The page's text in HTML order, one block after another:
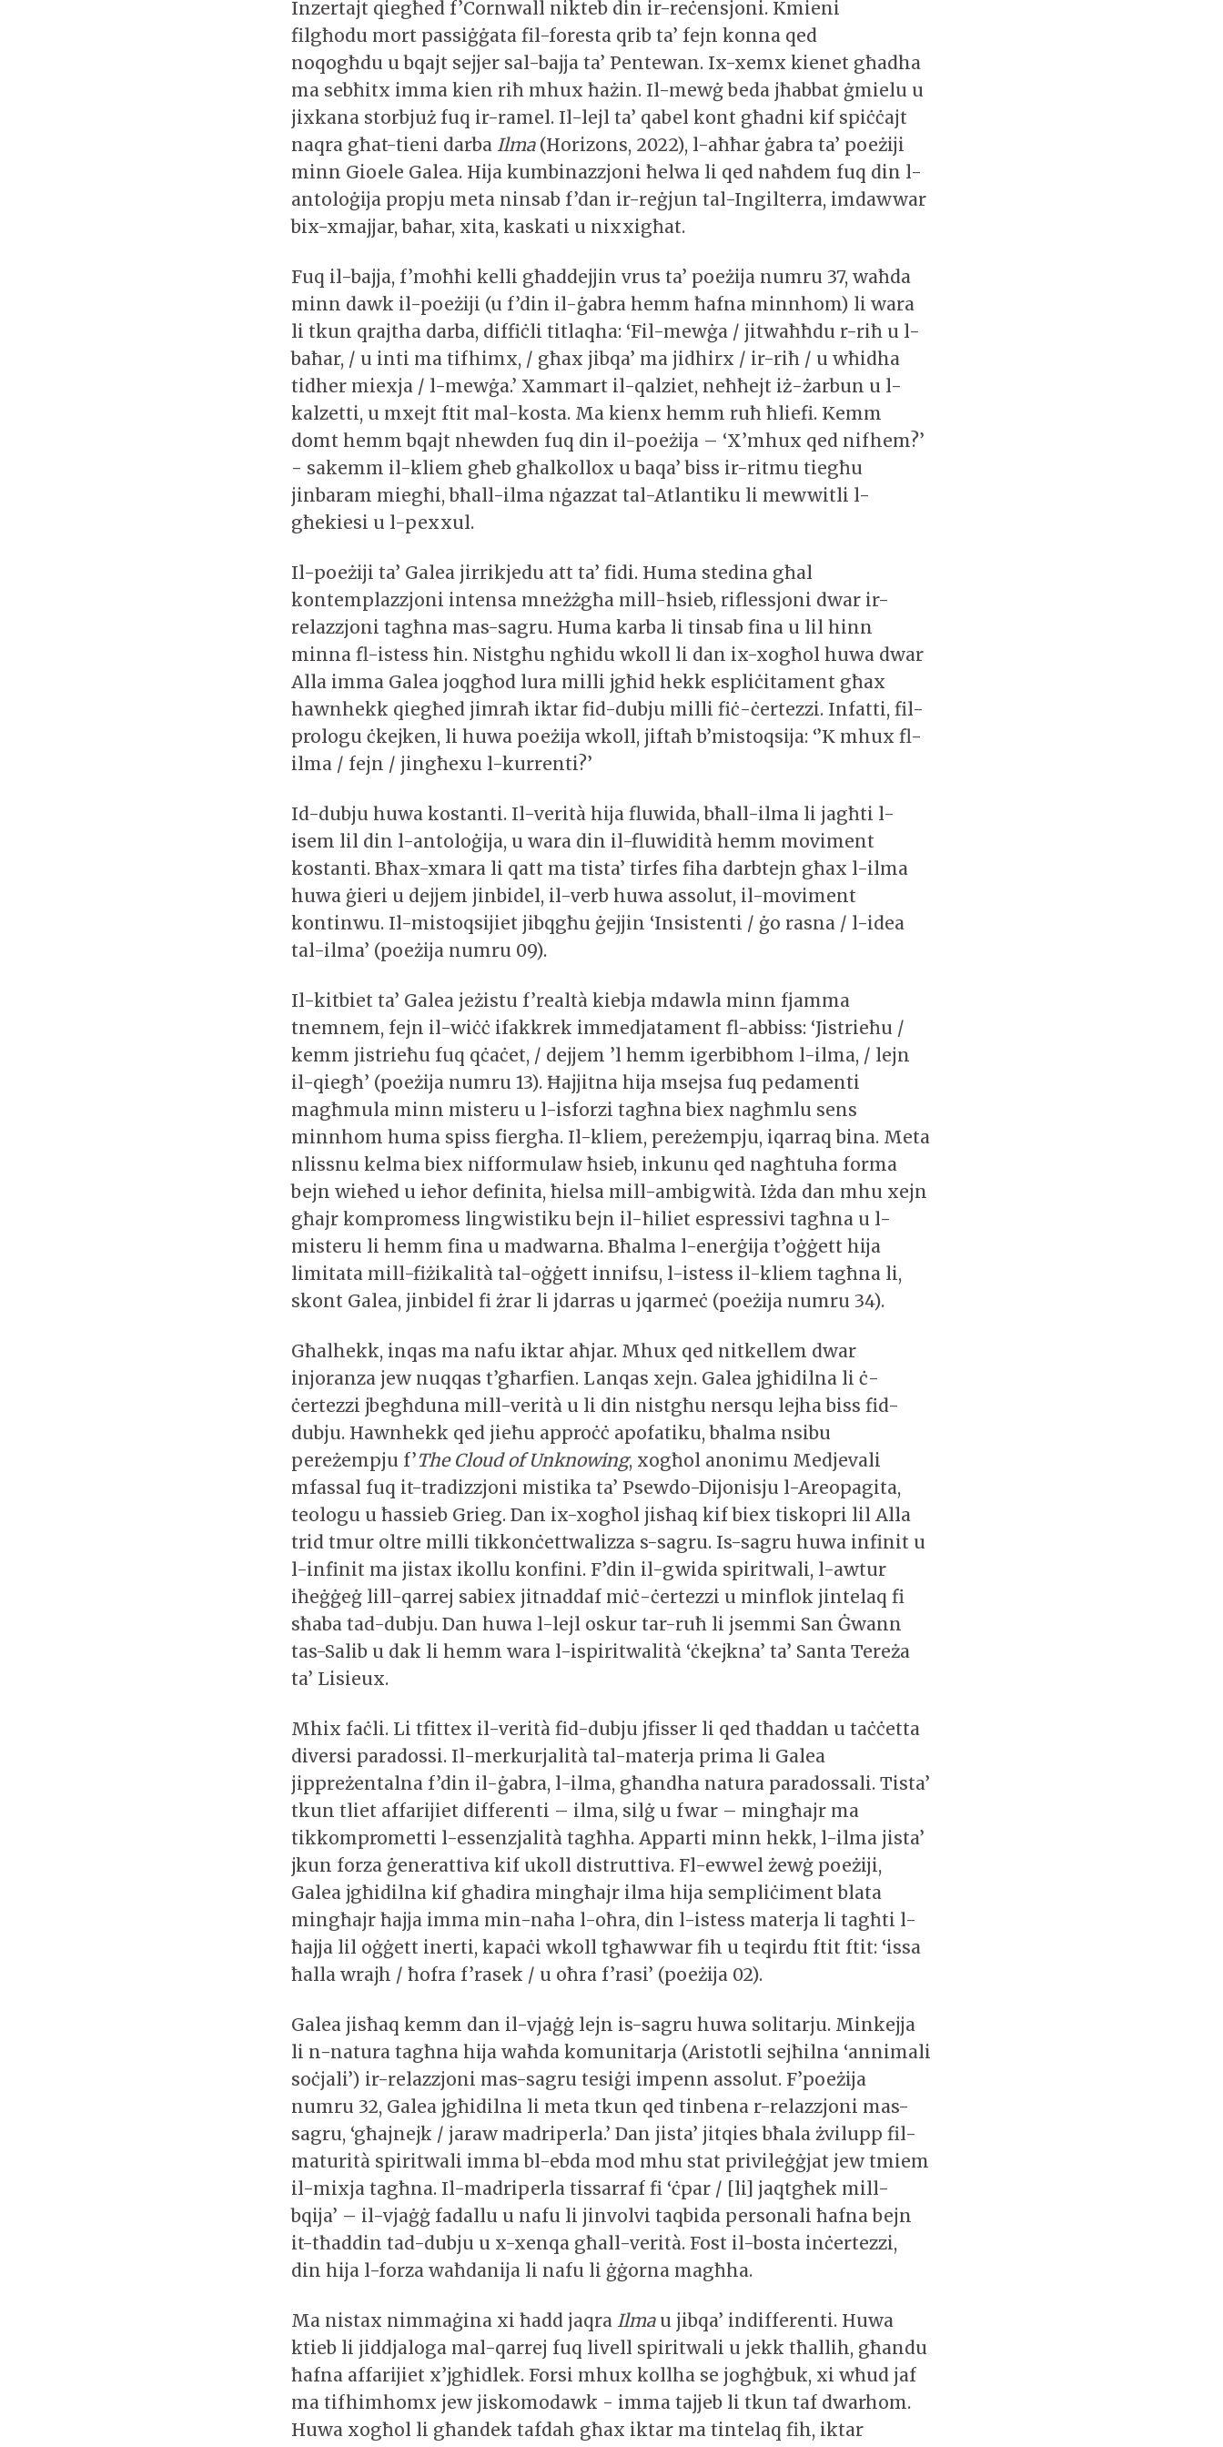
Inzertajt qiegħed f’Cornwall nikteb din ir-reċensjoni. Kmieni
filgħodu mort passiġġata fil-foresta qrib ta’ fejn konna qed
noqogħdu u bqajt sejjer sal-bajja ta’ Pentewan. Ix-xemx kienet għadha
ma sebħitx imma kien riħ mhux ħażin. Il-mewġ beda jħabbat ġmielu u
jixkana storbjuż fuq ir-ramel. Il-lejl ta’ qabel kont għadni kif spiċċajt
naqra għat-tieni darba Ilma(Horizons, 2022), l-aħħar ġabra ta’ poeżiji
minn Gioele Galea. Hija kumbinazzjoni ħelwa li qed naħdem fuq din l-
antoloġija propju meta ninsab f’dan ir-reġjun tal-Ingilterra, imdawwar
bix-xmajjar, baħar, xita, kaskati u nixxigħat.
Fuq il-bajja, f’moħħi kelli għaddejjin vrus ta’ poeżija numru 37, waħda
minn dawk il-poeżiji (u f’din il-ġabra hemm ħafna minnhom) li wara
li tkun qrajtha darba, diffiċli titlaqha: ‘Fil-mewġa / jitwaħħdu r-riħ u l-
baħar, / u inti ma tifhimx, / għax jibqa’ ma jidhirx / ir-riħ / u wħidha
tidher miexja / l-mewġa.’ Xammart il-qalziet, neħħejt iż-żarbun u l-
kalzetti, u mxejt ftit mal-kosta. Ma kienx hemm ruħ ħliefi. Kemm
domt hemm bqajt nhewden fuq din il-poeżija – ‘X’mhux qed nifhem?’
- sakemm il-kliem għeb għalkollox u baqa’ biss ir-ritmu tiegħu
jinbaram miegħi, bħall-ilma nġazzat tal-Atlantiku li mewwitli l-
għekiesi u l-pexxul.
Il-poeżiji ta’ Galea jirrikjedu att ta’ fidi. Huma stedina għal
kontemplazzjoni intensa mneżżgħa mill-ħsieb, riflessjoni dwar ir-
relazzjoni tagħna mas-sagru. Huma karba li tinsab fina u lil hinn
minna fl-istess ħin. Nistgħu ngħidu wkoll li dan ix-xogħol huwa dwar
Alla imma Galea joqgħod lura milli jgħid hekk espliċitament għax
hawnhekk qiegħed jimraħ iktar fid-dubju milli fiċ-ċertezzi. Infatti, fil-
prologu ċkejken, li huwa poeżija wkoll, jiftaħ b’mistoqsija: ‘’K mhux fl-
ilma / fejn / jingħexu l-kurrenti?’
Id-dubju huwa kostanti. Il-verità hija fluwida, bħall-ilma li jagħti l-
isem lil din l-antoloġija, u wara din il-fluwidità hemm moviment
kostanti. Bħax-xmara li qatt ma tista’ tirfes fiha darbtejn għax l-ilma
huwa ġieri u dejjem jinbidel, il-verb huwa assolut, il-moviment
kontinwu. Il-mistoqsijiet jibqgħu ġejjin ‘Insistenti / ġo rasna / l-idea
tal-ilma’ (poeżija numru 09).
Il-kitbiet ta’ Galea jeżistu f’realtà kiebja mdawla minn fjamma
tnemnem, fejn il-wiċċ ifakkrek immedjatament fl-abbiss: ‘Jistrieħu /
kemm jistrieħu fuq qċaċet, / dejjem ’l hemm igerbibhom l-ilma, / lejn
il-qiegħ’ (poeżija numru 13). Ħajjitna hija msejsa fuq pedamenti
magħmula minn misteru u l-isforzi tagħna biex nagħmlu sens
minnhom huma spiss fiergħa. Il-kliem, pereżempju, iqarraq bina. Meta
nlissnu kelma biex nifformulaw ħsieb, inkunu qed nagħtuha forma
bejn wieħed u ieħor definita, ħielsa mill-ambigwità. Iżda dan mhu xejn
għajr kompromess lingwistiku bejn il-ħiliet espressivi tagħna u l-
misteru li hemm fina u madwarna. Bħalma l-enerġija t’oġġett hija
limitata mill-fiżikalità tal-oġġett innifsu, l-istess il-kliem tagħna li,
skont Galea, jinbidel fi żrar li jdarras u jqarmeċ (poeżija numru 34).
Għalhekk, inqas ma nafu iktar aħjar. Mhux qed nitkellem dwar
injoranza jew nuqqas t’għarfien. Lanqas xejn. Galea jgħidilna li ċ-
ċertezzi jbegħduna mill-verità u li din nistgħu nersqu lejha biss fid-
dubju. Hawnhekk qed jieħu approċċ apofatiku, bħalma nsibu
pereżempju f’The Cloud of Unknowing, xogħol anonimu Medjevali
mfassal fuq it-tradizzjoni mistika ta’ Psewdo-Dijonisju l-Areopagita,
teologu u ħassieb Grieg. Dan ix-xogħol jisħaq kif biex tiskopri lil Alla
trid tmur oltre milli tikkonċettwalizza s-sagru. Is-sagru huwa infinit u
l-infinit ma jistax ikollu konfini. F’din il-gwida spiritwali, l-awtur
iħeġġeġ lill-qarrej sabiex jitnaddaf miċ-ċertezzi u minflok jintelaq fi
sħaba tad-dubju. Dan huwa l-lejl oskur tar-ruħ li jsemmi San Ġwann
tas-Salib u dak li hemm wara l-ispiritwalità ‘ċkejkna’ ta’ Santa Tereża
ta’ Lisieux.
Mhix faċli. Li tfittex il-verità fid-dubju jfisser li qed tħaddan u taċċetta
diversi paradossi. Il-merkurjalità tal-materja prima li Galea
jippreżentalna f’din il-ġabra, l-ilma, għandha natura paradossali. Tista’
tkun tliet affarijiet differenti – ilma, silġ u fwar – mingħajr ma
tikkomprometti l-essenzjalità tagħha. Apparti minn hekk, l-ilma jista’
jkun forza ġenerattiva kif ukoll distruttiva. Fl-ewwel żewġ poeżiji,
Galea jgħidilna kif għadira mingħajr ilma hija sempliċiment blata
mingħajr ħajja imma min-naħa l-oħra, din l-istess materja li tagħti l-
ħajja lil oġġett inerti, kapaċi wkoll tgħawwar fih u teqirdu ftit ftit: ‘issa
ħalla wrajh / ħofra f’rasek / u oħra f’rasi’ (poeżija 02).
Galea jisħaq kemm dan il-vjaġġ lejn is-sagru huwa solitarju. Minkejja
li n-natura tagħna hija waħda komunitarja (Aristotli sejħilna ‘annimali
soċjali’) ir-relazzjoni mas-sagru tesiġi impenn assolut. F’poeżija
numru 32, Galea jgħidilna li meta tkun qed tinbena r-relazzjoni mas-
sagru, ‘għajnejk / jaraw madriperla.’ Dan jista’ jitqies bħala żvilupp fil-
maturità spiritwali imma bl-ebda mod mhu stat privileġġjat jew tmiem
il-mixja tagħna. Il-madriperla tissarraf fi ‘ċpar / [li] jaqtgħek mill-
bqija’ – il-vjaġġ fadallu u nafu li jinvolvi taqbida personali ħafna bejn
it-tħaddin tad-dubju u x-xenqa għall-verità. Fost il-bosta inċertezzi,
din hija l-forza waħdanija li nafu li ġġorna magħha.
Ma nistax nimmaġina xi ħadd jaqra Ilmau jibqa’ indifferenti. Huwa
ktieb li jiddjaloga mal-qarrej fuq livell spiritwali u jekk tħallih, għandu
ħafna affarijiet x’jgħidlek. Forsi mhux kollha se jogħġbuk, xi wħud jaf
ma tifhimhomx jew jiskomodawk - imma tajjeb li tkun taf dwarhom.
Huwa xogħol li għandek tafdah għax iktar ma tintelaq fih, iktar